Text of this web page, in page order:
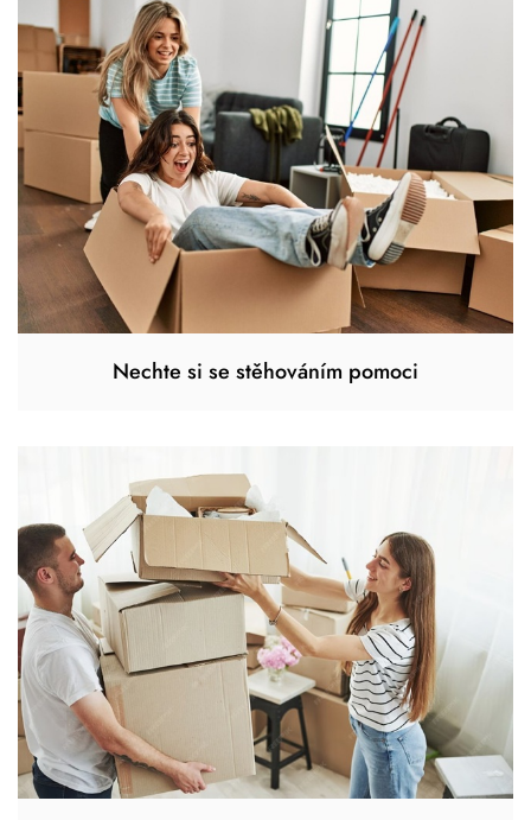
Nechte si se stěhováním pomoci